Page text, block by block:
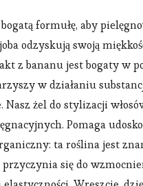
formułę, aby
odzyskują swoją
z bananu jest bogaty w
w działaniu
Nasz żel do stylizacji
Pomaga
ta roślina jest
się do